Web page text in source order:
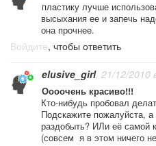
пластику лучше
высыхания ее и запечь
она прочнее.
Войдите, чтобы ответить
elusive_girl, 21/12/2010
Оооочень красиво!!!
Кто-нибудь пробовал
Подскажите пожалуйста,
раздобыть? ИЛи её самой
(совсем я в этом ничего